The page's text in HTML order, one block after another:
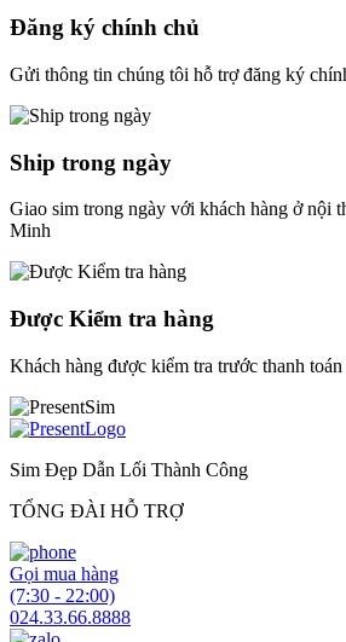
Đăng ký chính chủ
Gửi thông tin chúng tôi hỗ trợ đăng ký
Ship trong ngày
Giao sim trong ngày với khách hàng ở nội
Minh
Được Kiểm tra hàng
Khách hàng được kiểm tra trước thanh toán
Sim Đẹp Dẫn Lối Thành Công
TỔNG ĐÀI HỖ TRỢ
Gọi mua hàng
(7:30 - 22:00)
024.33.66.8888